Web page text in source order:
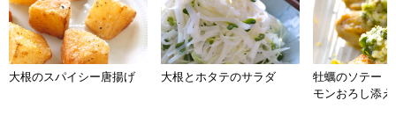
大根のスパイシー唐揚げ 大根とホタテのサラダ
牡蠣のソテー
モンおろし添え